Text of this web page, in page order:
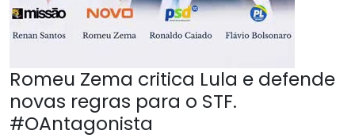
Romeu Zema critica Lula e defende
novas regras para o STF.
#OAntagonista